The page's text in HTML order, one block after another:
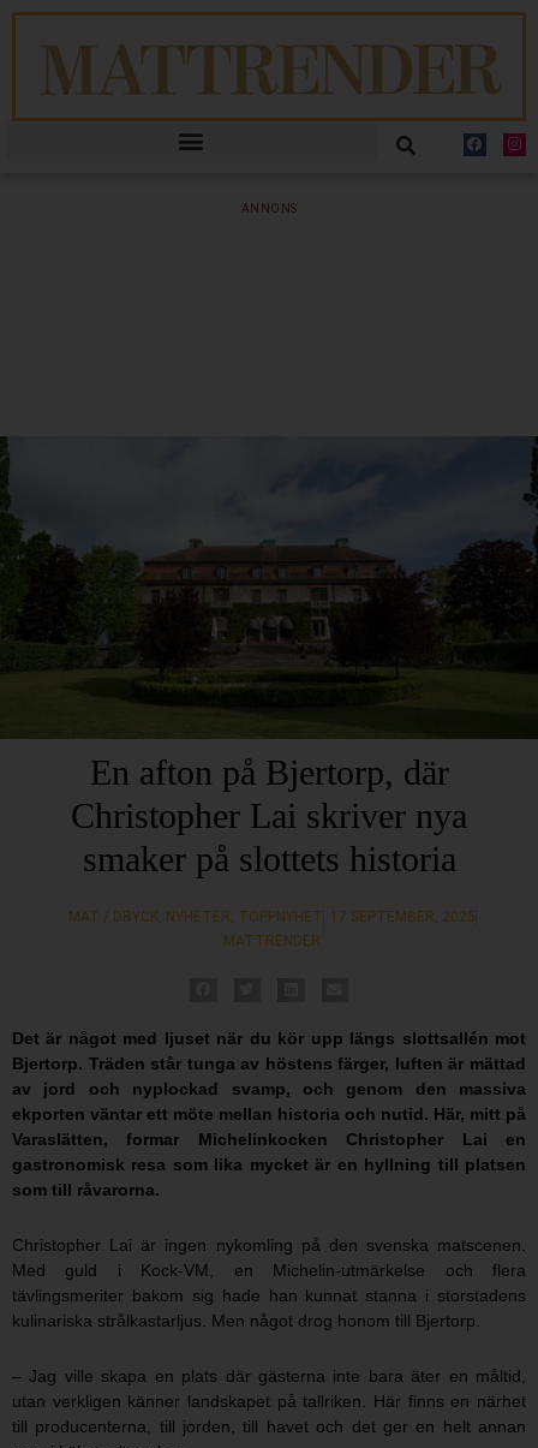
ANNONS
En afton på Bjertorp, där
Christopher Lai skriver nya
smaker på slottets historia
MAT / DRYCK, NYHETER TOPPNYHET 17 SEPTEMBER, 2025
MATTRENDER
Det är något med ljuset när du kör upp längs slottsallén mot
Bjertorp. Träden står tunga av höstens färger, luften är mättad
av jord och nyplockad svamp, och genom den massiva
ekporten väntar ett möte mellan historia och nutid. Här, mitt på
Varaslätten, formar Michelinkocken Christopher Lai en
gastronomisk resa som lika mycket är en hyllning till platsen
som till råvarorna.
Christopher Lai är ingen nykomling på den svenska matscenen.
Med guld i Kock-VM, en Michelin-utmärkelse och flera
tävlingsmeriter bakom sig hade han kunnat stanna i storstadens
kulinariska strålkastarljus. Men något drog honom till Bjertorp.
– Jag ville skapa en plats där gästerna inte bara äter en måltid,
utan verkligen känner landskapet på tallriken. Här finns en närhet
till producenterna, till jorden, till havet och det ger en helt annan